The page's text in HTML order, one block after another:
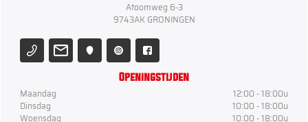
Atoomweg 6-3
9743AK GRONINGEN
Openingstijden
Maandag
12:00 - 18:00u
Dinsdag
10:00 - 18:00u
Woensdag
10:00 - 18:00u